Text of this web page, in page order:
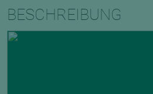
BESCHREIBUNG